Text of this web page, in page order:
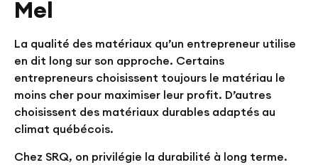
Mel
La qualité des matériaux qu’un entrepreneur utilise
en dit long sur son approche. Certains
entrepreneurs choisissent toujours le matériau le
moins cher pour maximiser leur profit. D’autres
choisissent des matériaux durables adaptés au
climat québécois.
Chez SRQ, on privilégie la durabilité à long terme.